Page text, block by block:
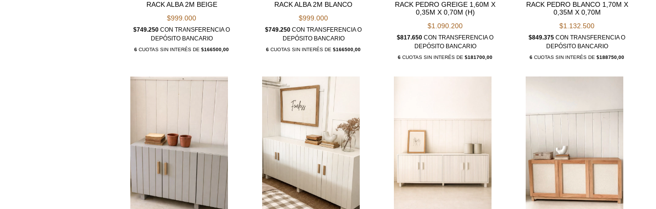
RACK ALBA 2M BEIGE
$999.000
$749.250CON TRANSFERENCIA O
DEPÓSITO BANCARIO
6 CUOTAS SIN INTERÉS DE$166500,00
RACK ALBA 2M BLANCO
$999.000
$749.250CON TRANSFERENCIA O
DEPÓSITO BANCARIO
6 CUOTAS SIN INTERÉS DE$166500,00
RACK PEDRO GREIGE 1,60M X
0,35M X 0,70M (H)
$1.090.200
$817.650CON TRANSFERENCIA O
DEPÓSITO BANCARIO
6 CUOTAS SIN INTERÉS DE$181700,00
RACK PEDRO BLANCO 1,70M X
0,35M X 0,70M
$1.132.500
$849.375CON TRANSFERENCIA O
DEPÓSITO BANCARIO
6 CUOTAS SIN INTERÉS DE$188750,00